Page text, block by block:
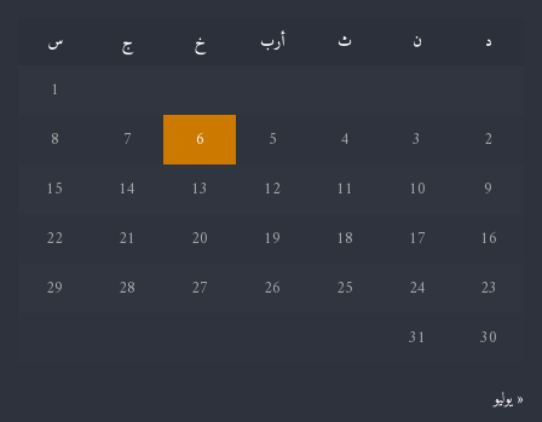
د
ن ث أرب خ ج
س
1
2
3
4
5
6
7
8
9
10
11
12
13
14
15
16
17
18
19
20
21
22
23
24
25
26
27
28
29
30
31
« يوليو